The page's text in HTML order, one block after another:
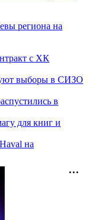
региона на
с ХК
выборы в СИЗО
в
для книг и
на